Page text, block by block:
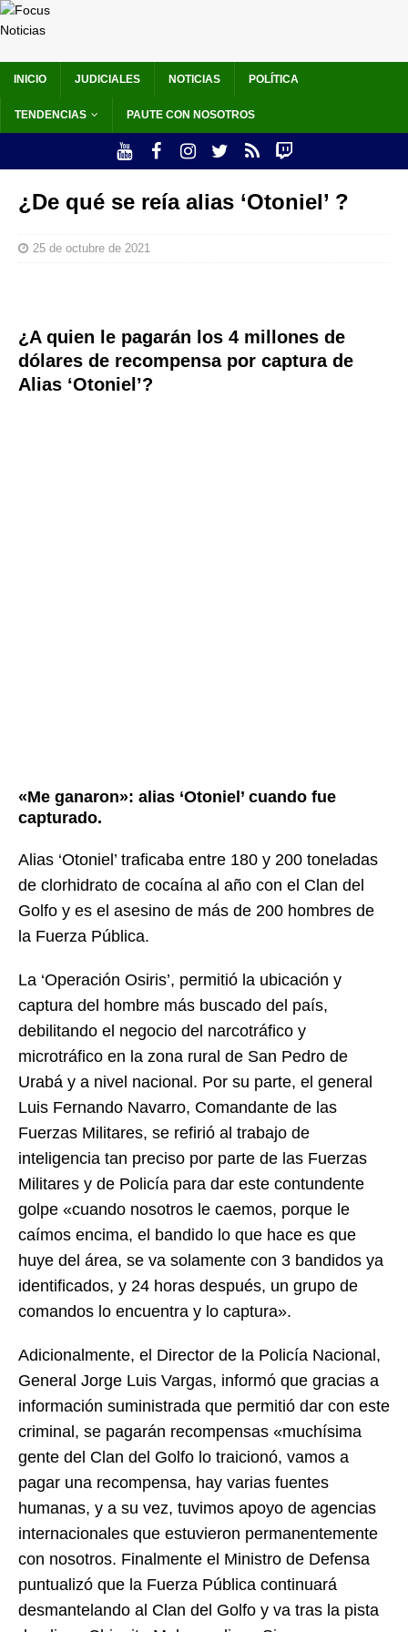
INICIO JUDICIALES NOTICIAS POLÍTICA
TENDENCIAS PAUTE CON NOSOTROS
¿De qué se reía alias ‘Otoniel’ ?
25 de octubre de 2021
¿A quien le pagarán los 4 millones de
dólares de recompensa por captura de
Alias ‘Otoniel’?
«Me ganaron»: alias ‘Otoniel’ cuando fue
capturado.
Alias ‘Otoniel’ traficaba entre 180 y 200 toneladas
de clorhidrato de cocaína al año con el Clan del
Golfo y es el asesino de más de 200 hombres de
la Fuerza Pública.
La ‘Operación Osiris’, permitió la ubicación y
captura del hombre más buscado del país,
debilitando el negocio del narcotráfico y
microtráfico en la zona rural de San Pedro de
Urabá y a nivel nacional. Por su parte, el general
Luis Fernando Navarro, Comandante de las
Fuerzas Militares, se refirió al trabajo de
inteligencia tan preciso por parte de las Fuerzas
Militares y de Policía para dar este contundente
golpe «cuando nosotros le caemos, porque le
caímos encima, el bandido lo que hace es que
huye del área, se va solamente con 3 bandidos ya
identificados, y 24 horas después, un grupo de
comandos lo encuentra y lo captura».
Adicionalmente, el Director de la Policía Nacional,
General Jorge Luis Vargas, informó que gracias a
información suministrada que permitió dar con este
criminal, se pagarán recompensas «muchísima
gente del Clan del Golfo lo traicionó, vamos a
pagar una recompensa, hay varias fuentes
humanas, y a su vez, tuvimos apoyo de agencias
internacionales que estuvieron permanentemente
con nosotros. Finalmente el Ministro de Defensa
puntualizó que la Fuerza Pública continuará
desmantelando al Clan del Golfo y va tras la pista